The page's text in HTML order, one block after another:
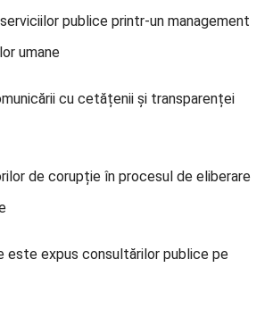
publice printr-un management
umane
cu cetățenii și transparenței
de corupție în procesul de eliberare
este expus consultărilor publice pe